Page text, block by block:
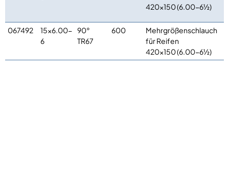
420×150 (6.00-6½)
067492
15×6.00-
6
90°
TR67
600
Mehrgrößenschlauch
für Reifen
420×150 (6.00-6½)